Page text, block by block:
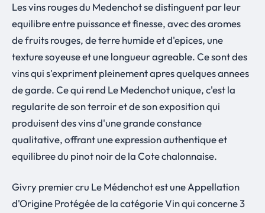
Les vins rouges du Medenchot se distinguent par leur
equilibre entre puissance et finesse, avec des aromes
de fruits rouges, de terre humide et d'epices, une
texture soyeuse et une longueur agreable. Ce sont des
vins qui s'expriment pleinement apres quelques annees
de garde. Ce qui rend Le Medenchot unique, c'est la
regularite de son terroir et de son exposition qui
produisent des vins d'une grande constance
qualitative, offrant une expression authentique et
equilibree du pinot noir de la Cote chalonnaise.
Givry premier cru Le Médenchot est une Appellation
d'Origine Protégée de la catégorie Vin qui concerne 3